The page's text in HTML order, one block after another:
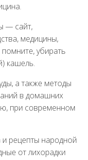
— сайт,
медицины,
убирать
кашель.
а также методы
в домашних
при современном
и рецепты народной
от лихорадки